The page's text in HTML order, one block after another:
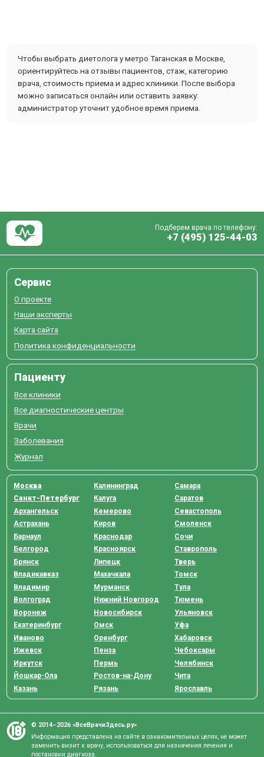
Чтобы выбрать диетолога у метро Таганская в Москве,
ориентируйтесь на отзывы пациентов, стаж, категорию
врача, стоимость приема и адрес клиники. После выбора
можно записаться онлайн или оставить заявку:
администратор уточнит удобное время приема.
Подберем врача по телефону:
+7 (495) 125-44-03
Сервис
О проекте
Наши эксперты
Карта сайта
Политика конфиденциальности
Пациенту
Все клиники
Все диагностические центры
Врачи
Заболевания
Журнал
Москва
Санкт-Петербург
Архангельск
Астрахань
Барнаул
Белгород
Брянск
Владикавказ
Владимир
Волгоград
Воронеж
Екатеринбург
Иваново
Ижевск
Иркутск
Йошкар-Ола
Казань
Калининград
Калуга
Кемерово
Киров
Краснодар
Красноярск
Липецк
Махачкала
Мурманск
Нижний Новгород
Новосибирск
Омск
Оренбург
Пенза
Пермь
Ростов-на-Дону
Рязань
Самара
Саратов
Севастополь
Смоленск
Сочи
Ставрополь
Тверь
Томск
Тула
Тюмень
Ульяновск
Уфа
Хабаровск
Чебоксары
Челябинск
Чита
Ярославль
© 2014–2026 «ВсеВрачиЗдесь.ру»
Информация представлена на сайте в ознакомительных целях, не может
заменить визит к врачу, использоваться для назначения лечения и
постановки диагноза.